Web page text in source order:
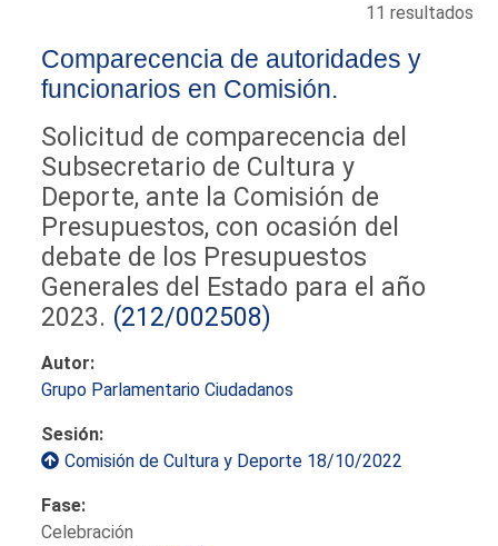
11 resultados
Comparecencia de autoridades y
funcionarios en Comisión.
Solicitud de comparecencia del
Subsecretario de Cultura y
Deporte, ante la Comisión de
Presupuestos, con ocasión del
debate de los Presupuestos
Generales del Estado para el año
2023. (212/002508)
Autor:
Grupo Parlamentario Ciudadanos
Sesión:
Comisión de Cultura y Deporte 18/10/2022
Fase:
Celebración